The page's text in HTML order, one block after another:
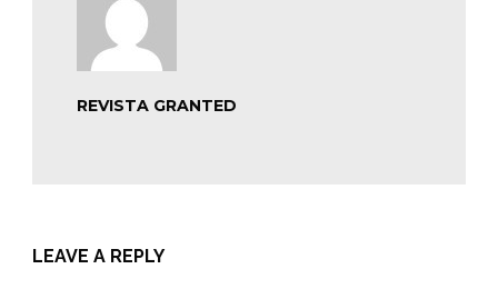
REVISTA GRANTED
LEAVE A REPLY